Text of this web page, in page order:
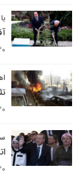
۳۰
۳۰
۳۰